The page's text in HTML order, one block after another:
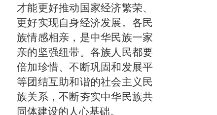
才能更好推动国家经济繁荣、
更好实现自身经济发展。各民
族情感相亲，是中华民族一家
亲的坚强纽带。各族人民都要
倍加珍惜、不断巩固和发展平
等团结互助和谐的社会主义民
族关系，不断夯实中华民族共
同体建设的人心基础。